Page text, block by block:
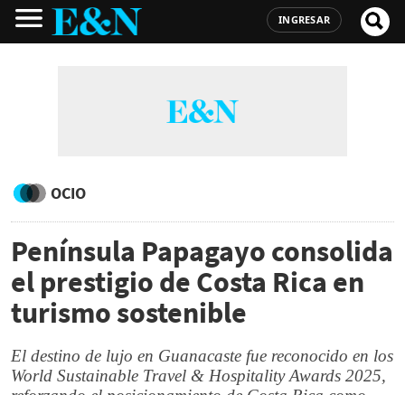
INGRESAR
OCIO
Península Papagayo consolida
el prestigio de Costa Rica en
turismo sostenible
El destino de lujo en Guanacaste fue reconocido en los
World Sustainable Travel & Hospitality Awards 2025,